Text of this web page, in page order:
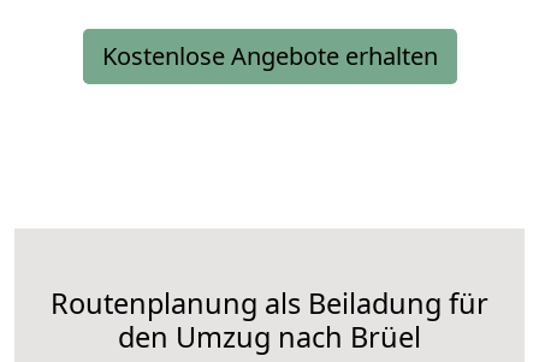
Kostenlose Angebote erhalten
Routenplanung als Beiladung für
den Umzug nach Brüel